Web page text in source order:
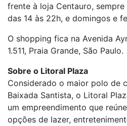
frente à loja Centauro,
das 14 às 22h, e domingos e
O shopping fica na Avenida
1.511, Praia Grande, São Paulo.
Sobre o Litoral Plaza
Considerado o maior polo de
Baixada Santista, o Litoral
um empreendimento que
opções de lazer,